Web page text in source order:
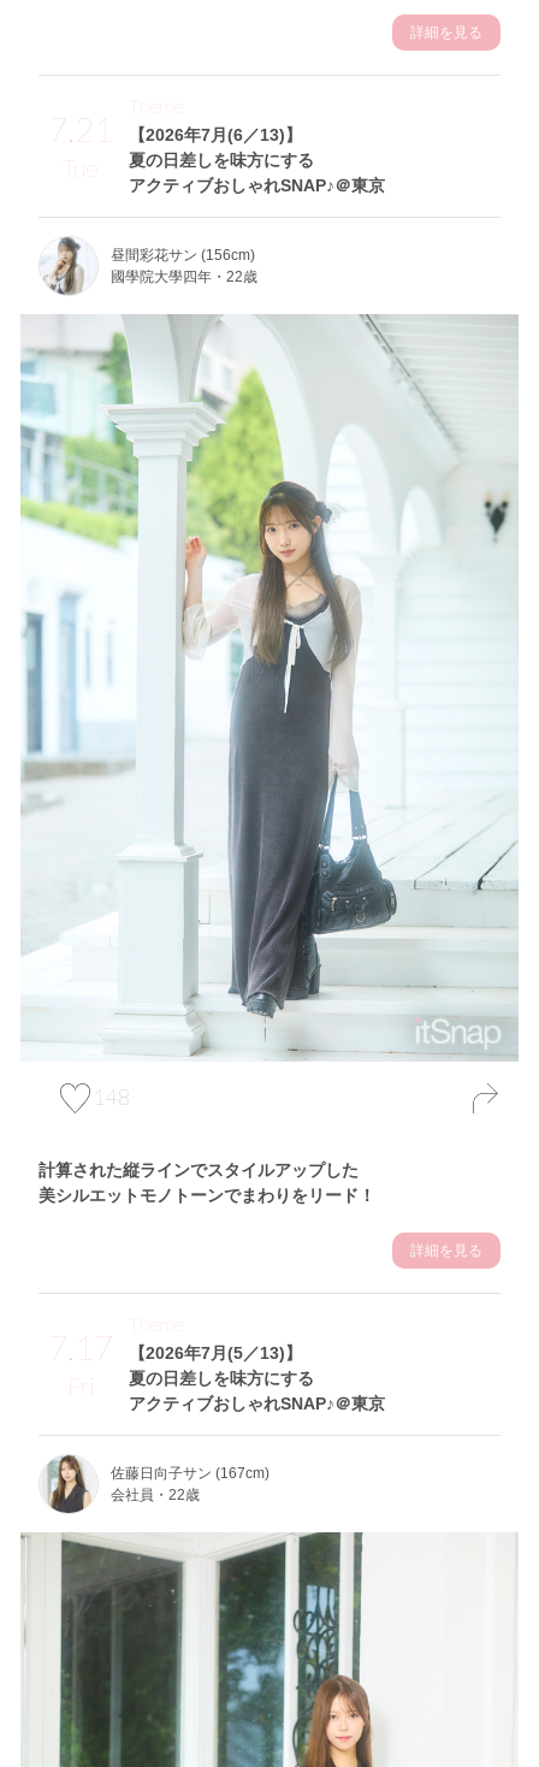
詳細を見る
7.21
Tue
【2026年7月(6／13)】
夏の日差しを味方にする
アクティブおしゃれSNAP♪＠東京
Theme
昼間彩花サン (156cm)
國學院大學四年・22歳
148
計算された縦ラインでスタイルアップした
美シルエットモノトーンでまわりをリード！
詳細を見る
7.17
Fri
【2026年7月(5／13)】
夏の日差しを味方にする
アクティブおしゃれSNAP♪＠東京
Theme
佐藤日向子サン (167cm)
会社員・22歳